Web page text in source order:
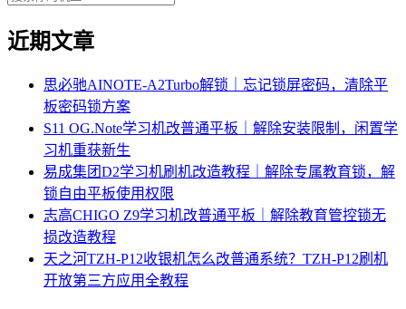
近期文章
思必驰AINOTE‑A2Turbo解锁｜忘记锁屏密码，清除平
板密码锁方案
S11 OG.Note学习机改普通平板｜解除安装限制，闲置学
习机重获新生
易成集团D2学习机刷机改造教程｜解除专属教育锁，解
锁自由平板使用权限
志高CHIGO Z9学习机改普通平板｜解除教育管控锁无
损改造教程
天之河TZH-P12收银机怎么改普通系统？TZH-P12刷机
开放第三方应用全教程